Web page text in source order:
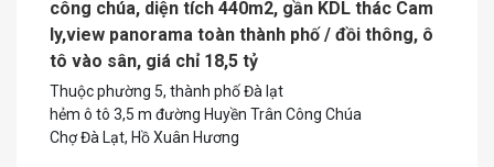
công chúa, diện tích 440m2, gần KDL thác Cam
ly,view panorama toàn thành phố / đồi thông, ô
tô vào sân, giá chỉ 18,5 tỷ
Thuộc phường 5, thành phố Đà lạt
hẻm ô tô 3,5 m đường Huyền Trân Công Chúa
Chợ Đà Lạt, Hồ Xuân Hương